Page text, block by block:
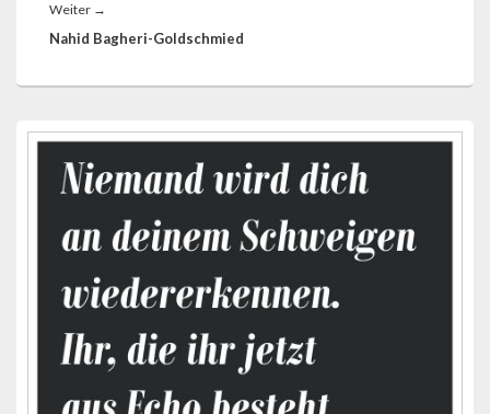
Weiter →
Beitrag:
Nahid Bagheri-Goldschmied
Primärer
Widgetbereich